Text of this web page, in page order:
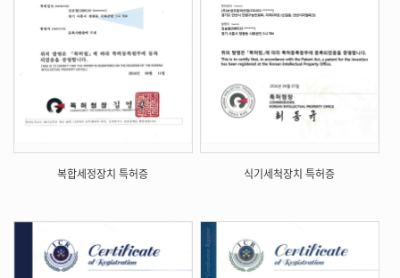
복합세정장치 특허증 식기세척장치 특허증